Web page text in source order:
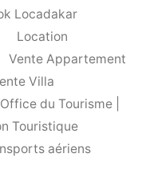
Locadakar
Location
Vente Appartement
Villa
du Tourisme |
Touristique
aériens